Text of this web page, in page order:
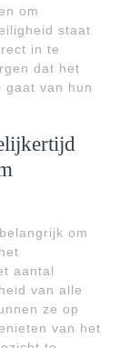
om
staat
in te
dat het
gaat van hun
om
aantal
van alle
ze op
van het